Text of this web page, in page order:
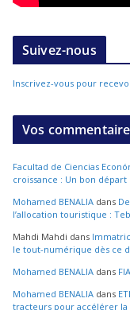
Suivez-nous
Inscrivez-vous pour
Vos
Facultad de Ciencias
croissance : Un bon départ
Mohamed BENALIA dans
l’allocation touristique :
Mahdi Mahdi dans
le tout-numérique dès ce
Mohamed BENALIA dans
Mohamed BENALIA dans
tracteurs pour accélérer la